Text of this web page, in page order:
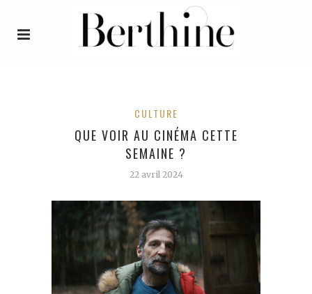
CULTURE
QUE VOIR AU CINÉMA CETTE
SEMAINE ?
22 avril 2024